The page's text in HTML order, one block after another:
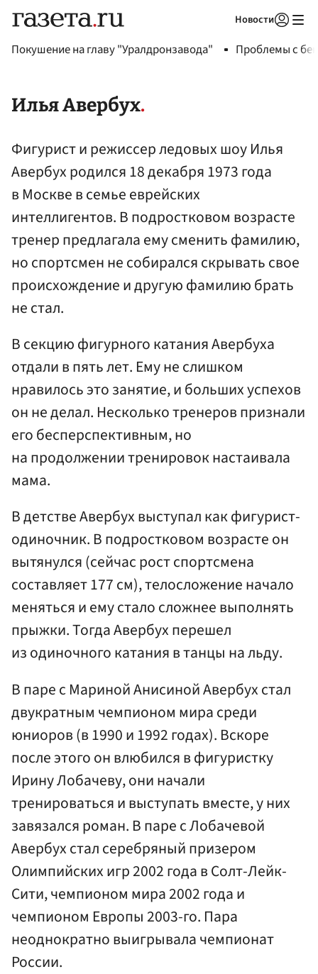
Новости
Покушение на главу "Уралдронзавода" Проблемы с
Илья Авербух
Фигурист и режиссер ледовых шоу Илья
Авербух родился 18 декабря 1973 года
в Москве в семье еврейских
интеллигентов. В подростковом возрасте
тренер предлагала ему сменить фамилию,
но спортсмен не собирался скрывать свое
происхождение и другую фамилию брать
не стал.
В секцию фигурного катания Авербуха
отдали в пять лет. Ему не слишком
нравилось это занятие, и больших успехов
он не делал. Несколько тренеров признали
его бесперспективным, но
на продолжении тренировок настаивала
мама.
В детстве Авербух выступал как фигурист-
одиночник. В подростковом возрасте он
вытянулся (сейчас рост спортсмена
составляет 177 см), телосложение начало
меняться и ему стало сложнее выполнять
прыжки. Тогда Авербух перешел
из одиночного катания в танцы на льду.
В паре с Мариной Анисиной Авербух стал
двукратным чемпионом мира среди
юниоров (в 1990 и 1992 годах). Вскоре
после этого он влюбился в фигуристку
Ирину Лобачеву, они начали
тренироваться и выступать вместе, у них
завязался роман. В паре с Лобачевой
Авербух стал серебряный призером
Олимпийских игр 2002 года в Солт-Лейк-
Сити, чемпионом мира 2002 года и
чемпионом Европы 2003-го. Пара
неоднократно выигрывала чемпионат
России.